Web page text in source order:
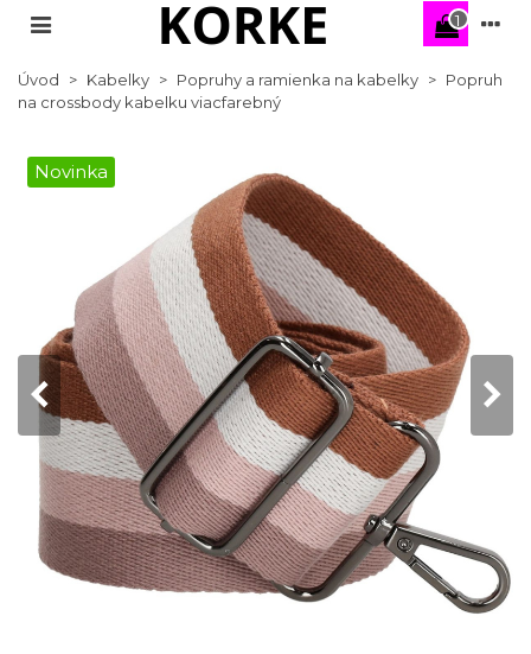
1
Úvod > Kabelky > Popruhy a ramienka na kabelky > Popruh
na crossbody kabelku viacfarebný
Novinka